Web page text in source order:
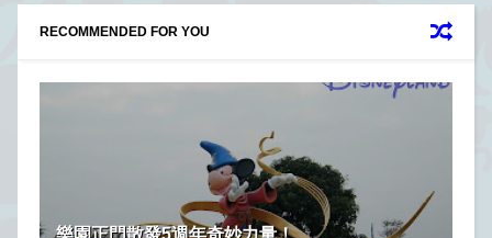
RECOMMENDED FOR YOU
樂園正門散發5週年奇妙力量！